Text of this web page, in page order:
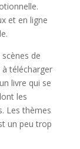
et en ligne
scènes de
télécharger
livre qui se
les
Les thèmes
un peu trop